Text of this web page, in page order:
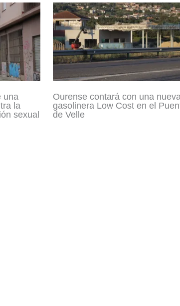
una
la
sexual
Ourense contará con una
gasolinera Low Cost en el
de Velle